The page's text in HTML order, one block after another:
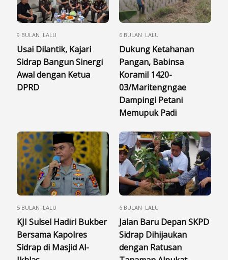
9 BULAN LALU
Usai Dilantik, Kajari
Sidrap Bangun Sinergi
Awal dengan Ketua
DPRD
6 BULAN LALU
​Dukung Ketahanan
Pangan, Babinsa
Koramil 1420-
03/Maritengngae
Dampingi Petani
Memupuk Padi
5 BULAN LALU
KJI Sulsel Hadiri Bukber
Bersama Kapolres
Sidrap di Masjid Al-
6 BULAN LALU
Jalan Baru Depan SKPD
Sidrap Dihijaukan
dengan Ratusan